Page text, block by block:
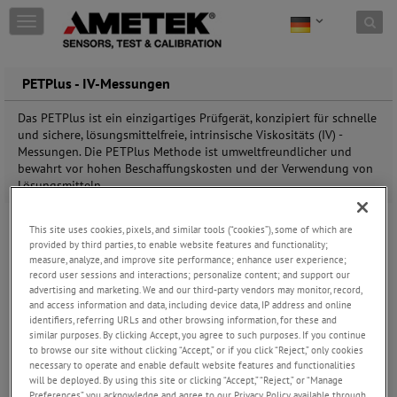
Skip to content
T
o
l
e
n
a
v
i
g
t
o
n
PETPlus - IV-Messungen
Das PETPlus ist ein einzigartiges Prüfgerät, konzipiert für schnelle
und sichere, lösungsmittelfreie, intrinsische Viskositäts (IV) -
Messungen. Die PETPlus Methode ist umweltfreundlicher und
bewahrt vor hohen Beschaffungskosten und der Verwendung von
Lösungsmitteln.
This site uses cookies, pixels, and similar tools (“cookies”), some of which are
provided by third parties, to enable website features and functionality;
measure, analyze, and improve site performance; enhance user experience;
record user sessions and interactions; personalize content; and support our
advertising and marketing. We and our third-party vendors may monitor, record,
and access information and data, including device data, IP address and online
identifiers, referring URLs and other browsing information, for these and
similar purposes. By clicking Accept, you agree to such purposes. If you continue
to browse our site without clicking “Accept,” or if you click “Reject,” only cookies
necessary to operate and enable default website features and functionalities
will be deployed. By using this site or clicking “Accept,” “Reject,” or “Manage